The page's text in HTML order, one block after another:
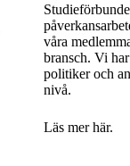
våra
bransch. Vi
politiker och
nivå.
Läs mer här.